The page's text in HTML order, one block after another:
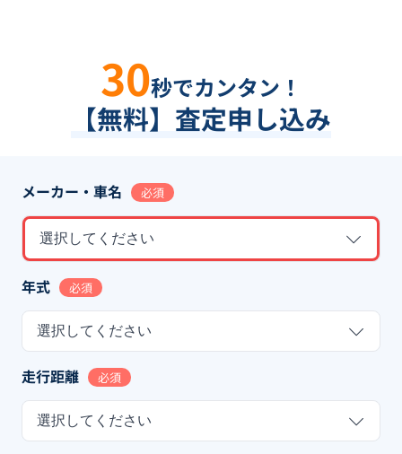
30秒でカンタン！
【無料】査定申し込み
メーカー・車名 必須
選択してください
年式 必須
選択してください
走行距離 必須
選択してください